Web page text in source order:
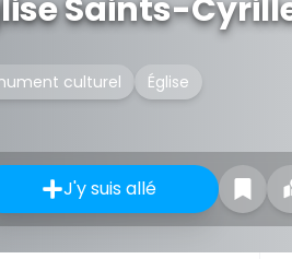
Saints-
culturel Église
J'y suis allé